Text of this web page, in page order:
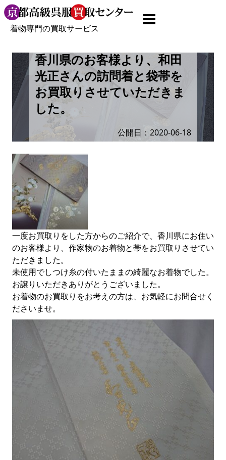
着物専門の買取サービス
香川県のお客様より、和田
光正さんの訪問着と袋帯を
お買取りさせていただきま
した。
公開日：2020-06-18
一度お買取りをした方からのご紹介で、香川県にお住い
のお客様より、作家物のお着物と帯をお買取りさせてい
ただきました。
未使用でしつけ糸の付いたままの綺麗なお着物でした。
お譲りいただきありがとうございました。
お着物のお買取りをお考えの方は、お気軽にお問合せく
ださいませ。